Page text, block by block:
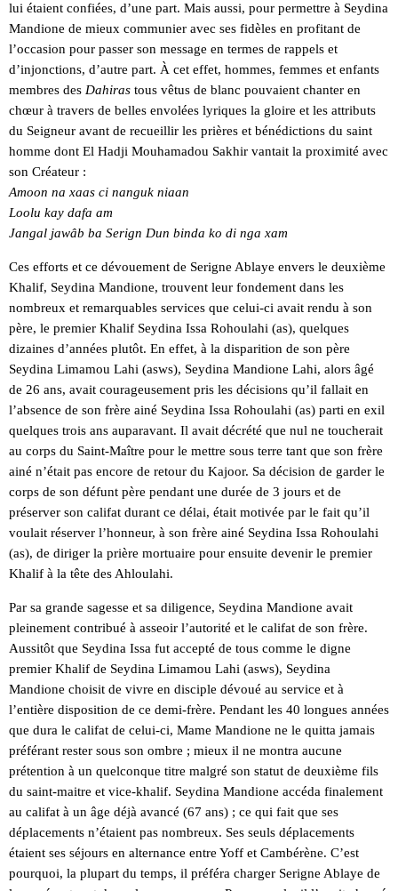
lui étaient confiées, d’une part. Mais aussi, pour permettre à Seydina
Mandione de mieux communier avec ses fidèles en profitant de
l’occasion pour passer son message en termes de rappels et
d’injonctions, d’autre part. À cet effet, hommes, femmes et enfants
membres des Dahiras tous vêtus de blanc pouvaient chanter en
chœur à travers de belles envolées lyriques la gloire et les attributs
du Seigneur avant de recueillir les prières et bénédictions du saint
homme dont El Hadji Mouhamadou Sakhir vantait la proximité avec
son Créateur :
Amoon na xaas ci nanguk niaan
Loolu kay dafa am
Jangal jawâb ba Serign Dun binda ko di nga xam
Ces efforts et ce dévouement de Serigne Ablaye envers le deuxième
Khalif, Seydina Mandione, trouvent leur fondement dans les
nombreux et remarquables services que celui-ci avait rendu à son
père, le premier Khalif Seydina Issa Rohoulahi (as), quelques
dizaines d’années plutôt. En effet, à la disparition de son père
Seydina Limamou Lahi (asws), Seydina Mandione Lahi, alors âgé
de 26 ans, avait courageusement pris les décisions qu’il fallait en
l’absence de son frère ainé Seydina Issa Rohoulahi (as) parti en exil
quelques trois ans auparavant. Il avait décrété que nul ne toucherait
au corps du Saint-Maître pour le mettre sous terre tant que son frère
ainé n’était pas encore de retour du Kajoor. Sa décision de garder le
corps de son défunt père pendant une durée de 3 jours et de
préserver son califat durant ce délai, était motivée par le fait qu’il
voulait réserver l’honneur, à son frère ainé Seydina Issa Rohoulahi
(as), de diriger la prière mortuaire pour ensuite devenir le premier
Khalif à la tête des Ahloulahi.
Par sa grande sagesse et sa diligence, Seydina Mandione avait
pleinement contribué à asseoir l’autorité et le califat de son frère.
Aussitôt que Seydina Issa fut accepté de tous comme le digne
premier Khalif de Seydina Limamou Lahi (asws), Seydina
Mandione choisit de vivre en disciple dévoué au service et à
l’entière disposition de ce demi-frère. Pendant les 40 longues années
que dura le califat de celui-ci, Mame Mandione ne le quitta jamais
préférant rester sous son ombre ; mieux il ne montra aucune
prétention à un quelconque titre malgré son statut de deuxième fils
du saint-maitre et vice-khalif. Seydina Mandione accéda finalement
au califat à un âge déjà avancé (67 ans) ; ce qui fait que ses
déplacements n’étaient pas nombreux. Ses seuls déplacements
étaient ses séjours en alternance entre Yoff et Cambérène. C’est
pourquoi, la plupart du temps, il préféra charger Serigne Ablaye de